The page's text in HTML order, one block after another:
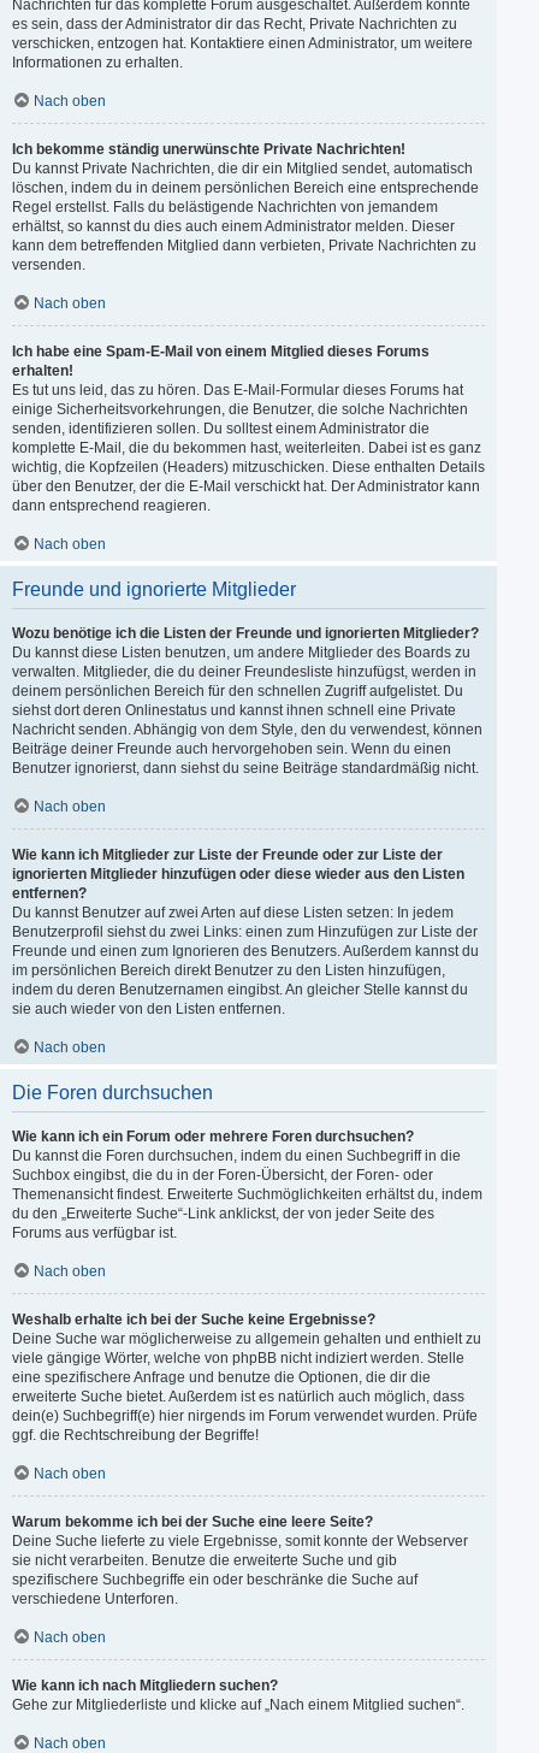
Nachrichten für das komplette Forum ausgeschaltet. Außerdem könnte
es sein, dass der Administrator dir das Recht, Private Nachrichten zu
verschicken, entzogen hat. Kontaktiere einen Administrator, um weitere
Informationen zu erhalten.
Nach oben
Ich bekomme ständig unerwünschte Private Nachrichten!
Du kannst Private Nachrichten, die dir ein Mitglied sendet, automatisch
löschen, indem du in deinem persönlichen Bereich eine entsprechende
Regel erstellst. Falls du belästigende Nachrichten von jemandem
erhältst, so kannst du dies auch einem Administrator melden. Dieser
kann dem betreffenden Mitglied dann verbieten, Private Nachrichten zu
versenden.
Nach oben
Ich habe eine Spam-E-Mail von einem Mitglied dieses Forums
erhalten!
Es tut uns leid, das zu hören. Das E-Mail-Formular dieses Forums hat
einige Sicherheitsvorkehrungen, die Benutzer, die solche Nachrichten
senden, identifizieren sollen. Du solltest einem Administrator die
komplette E-Mail, die du bekommen hast, weiterleiten. Dabei ist es ganz
wichtig, die Kopfzeilen (Headers) mitzuschicken. Diese enthalten Details
über den Benutzer, der die E-Mail verschickt hat. Der Administrator kann
dann entsprechend reagieren.
Nach oben
Freunde und ignorierte Mitglieder
Wozu benötige ich die Listen der Freunde und ignorierten Mitglieder?
Du kannst diese Listen benutzen, um andere Mitglieder des Boards zu
verwalten. Mitglieder, die du deiner Freundesliste hinzufügst, werden in
deinem persönlichen Bereich für den schnellen Zugriff aufgelistet. Du
siehst dort deren Onlinestatus und kannst ihnen schnell eine Private
Nachricht senden. Abhängig von dem Style, den du verwendest, können
Beiträge deiner Freunde auch hervorgehoben sein. Wenn du einen
Benutzer ignorierst, dann siehst du seine Beiträge standardmäßig nicht.
Nach oben
Wie kann ich Mitglieder zur Liste der Freunde oder zur Liste der
ignorierten Mitglieder hinzufügen oder diese wieder aus den Listen
entfernen?
Du kannst Benutzer auf zwei Arten auf diese Listen setzen: In jedem
Benutzerprofil siehst du zwei Links: einen zum Hinzufügen zur Liste der
Freunde und einen zum Ignorieren des Benutzers. Außerdem kannst du
im persönlichen Bereich direkt Benutzer zu den Listen hinzufügen,
indem du deren Benutzernamen eingibst. An gleicher Stelle kannst du
sie auch wieder von den Listen entfernen.
Nach oben
Die Foren durchsuchen
Wie kann ich ein Forum oder mehrere Foren durchsuchen?
Du kannst die Foren durchsuchen, indem du einen Suchbegriff in die
Suchbox eingibst, die du in der Foren-Übersicht, der Foren- oder
Themenansicht findest. Erweiterte Suchmöglichkeiten erhältst du, indem
du den „Erweiterte Suche“-Link anklickst, der von jeder Seite des
Forums aus verfügbar ist.
Nach oben
Weshalb erhalte ich bei der Suche keine Ergebnisse?
Deine Suche war möglicherweise zu allgemein gehalten und enthielt zu
viele gängige Wörter, welche von phpBB nicht indiziert werden. Stelle
eine spezifischere Anfrage und benutze die Optionen, die dir die
erweiterte Suche bietet. Außerdem ist es natürlich auch möglich, dass
dein(e) Suchbegriff(e) hier nirgends im Forum verwendet wurden. Prüfe
ggf. die Rechtschreibung der Begriffe!
Nach oben
Warum bekomme ich bei der Suche eine leere Seite?
Deine Suche lieferte zu viele Ergebnisse, somit konnte der Webserver
sie nicht verarbeiten. Benutze die erweiterte Suche und gib
spezifischere Suchbegriffe ein oder beschränke die Suche auf
verschiedene Unterforen.
Nach oben
Wie kann ich nach Mitgliedern suchen?
Gehe zur Mitgliederliste und klicke auf „Nach einem Mitglied suchen“.
Nach oben